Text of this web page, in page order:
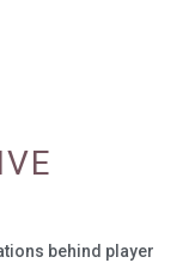
behind player